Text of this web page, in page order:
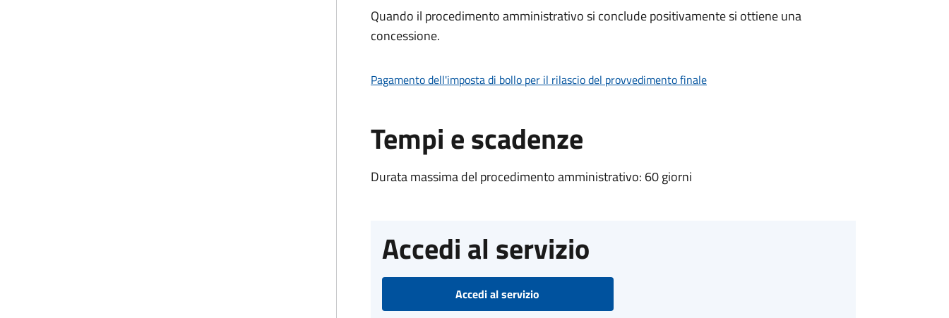
Quando il procedimento amministrativo si conclude positivamente si ottiene una
concessione.
Pagamento dell'imposta di bollo per il rilascio del provvedimento finale
Tempi e scadenze
Durata massima del procedimento amministrativo: 60 giorni
Accedi al servizio
Accedi al servizio